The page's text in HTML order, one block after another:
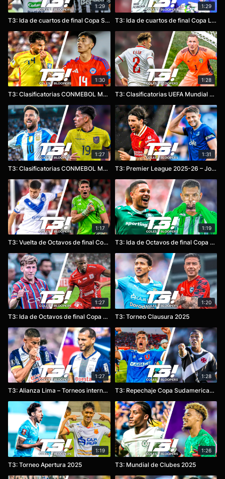
1:29
T3: Ida de cuartos de final Copa Sudamericana 2025
1:29
T3: Ida de cuartos de final Copa Libertadores 2025
1:30
T3: Clasificatorias CONMEBOL Mundial 2026 – Fecha 18
1:28
T3: Clasificatorias UEFA Mundial 2026 – Jornada 5
1:27
T3: Clasificatorias CONMEBOL Mundial 2026 – Fecha 17
1:31
T3: Premier League 2025-26 – Jornada 3
1:17
T3: Vuelta de Octavos de final Copa Libertadores 2025
1:19
T3: Ida de Octavos de final Copa Libertadores 2025
1:27
T3: Ida de Octavos de final Copa Sudamericana 2025
1:20
T3: Torneo Clausura 2025
1:27
T3: Alianza Lima – Torneos internacionales 2025
1:28
T3: Repechaje Copa Sudamericana 2025
1:19
T3: Torneo Apertura 2025
1:26
T3: Mundial de Clubes 2025